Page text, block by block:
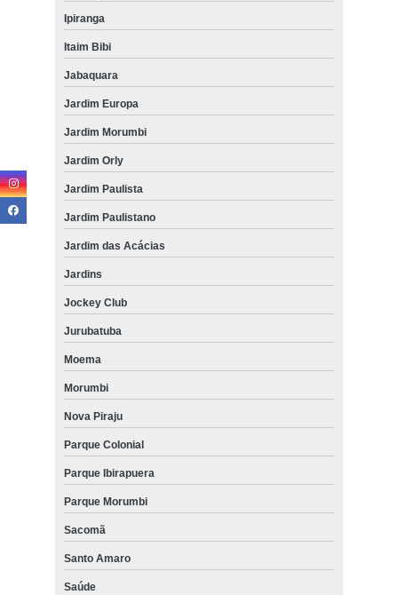
Ipiranga
Itaim Bibi
Jabaquara
Jardim Europa
Jardim Morumbi
Jardim Orly
Jardim Paulista
Jardim Paulistano
Jardim das Acácias
Jardins
Jockey Club
Jurubatuba
Moema
Morumbi
Nova Piraju
Parque Colonial
Parque Ibirapuera
Parque Morumbi
Sacomã
Santo Amaro
Saúde